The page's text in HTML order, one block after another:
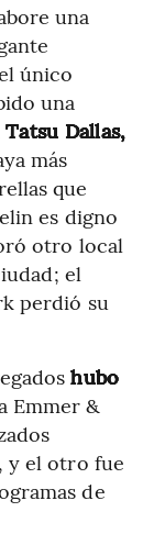
una
único
una
Tatsu Dallas,
más
que
es digno
otro local
el
perdió su
hubo
Emmer &
y el otro fue
de